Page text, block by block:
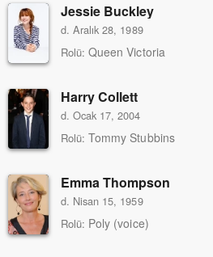
Jessie Buckley
d. Aralık 28, 1989
Rolü: Queen Victoria
Harry Collett
d. Ocak 17, 2004
Rolü: Tommy Stubbins
Emma Thompson
d. Nisan 15, 1959
Rolü: Poly (voice)